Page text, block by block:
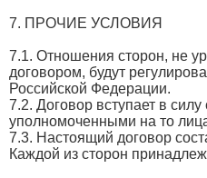
7. ПРОЧИЕ УСЛОВИЯ
7.1. Отношения сторон, не
договором, будут
Российской Федерации.
7.2. Договор вступает в
уполномоченными на то
7.3. Настоящий договор
Каждой из сторон